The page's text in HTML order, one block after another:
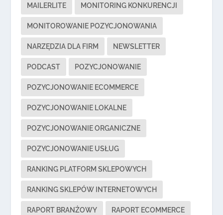
MAILERLITE MONITORING KONKURENCJI
MONITOROWANIE POZYCJONOWANIA
NARZĘDZIA DLA FIRM NEWSLETTER
PODCAST POZYCJONOWANIE
POZYCJONOWANIE ECOMMERCE
POZYCJONOWANIE LOKALNE
POZYCJONOWANIE ORGANICZNE
POZYCJONOWANIE USŁUG
RANKING PLATFORM SKLEPOWYCH
RANKING SKLEPÓW INTERNETOWYCH
RAPORT BRANŻOWY RAPORT ECOMMERCE